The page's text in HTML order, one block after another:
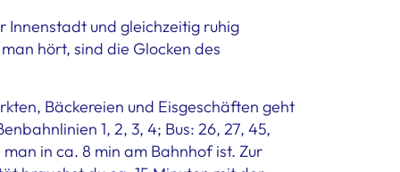
Innenstadt und gleichzeitig ruhig
hört, sind die Glocken des
Bäckereien und Eisgeschäften geht
1, 2, 3, 4; Bus: 26, 27, 45,
in ca. 8 min am Bahnhof ist. Zur